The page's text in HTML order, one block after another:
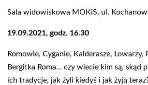
Sala widowiskowa MOKiS, ul.
19.09.2021, godz. 16.30
Romowie, Cyganie, Kalderasze, Lowarzy,
Bergitka Roma… czy wiecie kim są, skąd
ich tradycje, jak żyli kiedyś i jak żyją